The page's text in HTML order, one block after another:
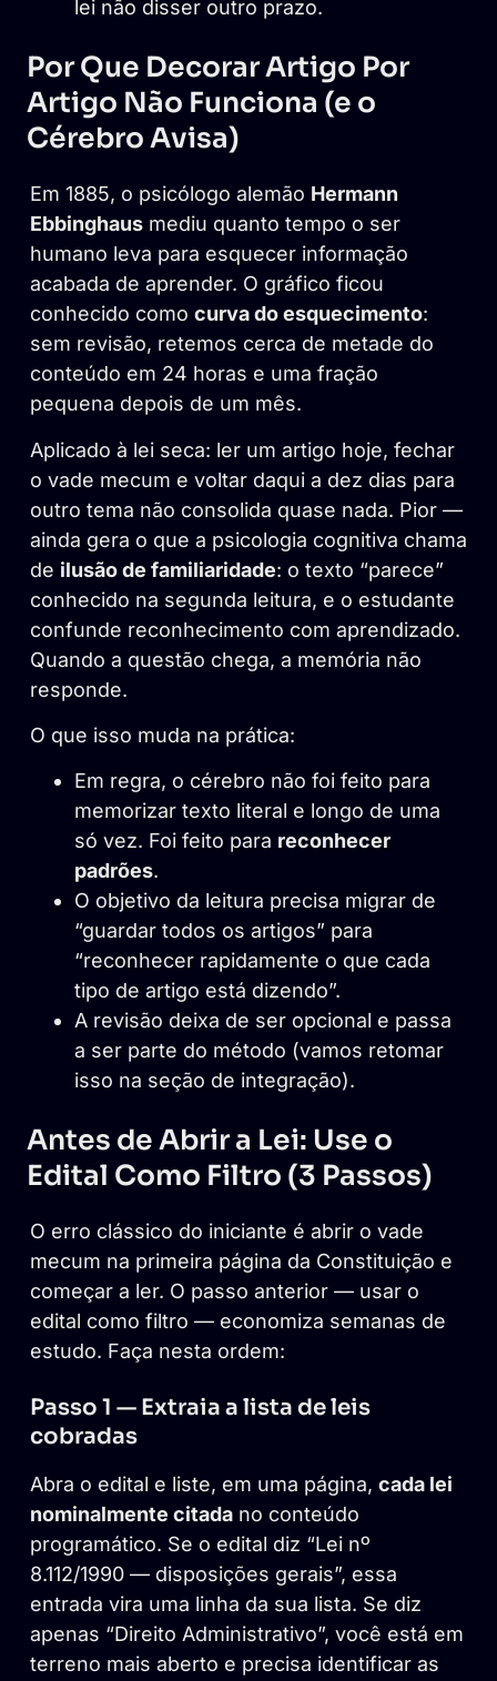
lei não disser outro prazo.
Por Que Decorar Artigo Por
Artigo Não Funciona (e o
Cérebro Avisa)
Em 1885, o psicólogo alemão Hermann
Ebbinghaus mediu quanto tempo o ser
humano leva para esquecer informação
acabada de aprender. O gráfico ficou
conhecido como curva do esquecimento:
sem revisão, retemos cerca de metade do
conteúdo em 24 horas e uma fração
pequena depois de um mês.
Aplicado à lei seca: ler um artigo hoje, fechar
o vade mecum e voltar daqui a dez dias para
outro tema não consolida quase nada. Pior —
ainda gera o que a psicologia cognitiva chama
de ilusão de familiaridade: o texto “parece”
conhecido na segunda leitura, e o estudante
confunde reconhecimento com aprendizado.
Quando a questão chega, a memória não
responde.
O que isso muda na prática:
Em regra, o cérebro não foi feito para
memorizar texto literal e longo de uma
só vez. Foi feito para reconhecer
padrões.
O objetivo da leitura precisa migrar de
“guardar todos os artigos” para
“reconhecer rapidamente o que cada
tipo de artigo está dizendo”.
A revisão deixa de ser opcional e passa
a ser parte do método (vamos retomar
isso na seção de integração).
Antes de Abrir a Lei: Use o
Edital Como Filtro (3 Passos)
O erro clássico do iniciante é abrir o vade
mecum na primeira página da Constituição e
começar a ler. O passo anterior — usar o
edital como filtro — economiza semanas de
estudo. Faça nesta ordem:
Passo 1 — Extraia a lista de leis
cobradas
Abra o edital e liste, em uma página, cada lei
nominalmente citada no conteúdo
programático. Se o edital diz “Lei nº
8.112/1990 — disposições gerais”, essa
entrada vira uma linha da sua lista. Se diz
apenas “Direito Administrativo”, você está em
terreno mais aberto e precisa identificar as